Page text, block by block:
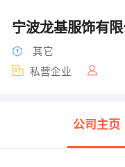
宁波龙基服饰有限
其它
私营企业
公司主页